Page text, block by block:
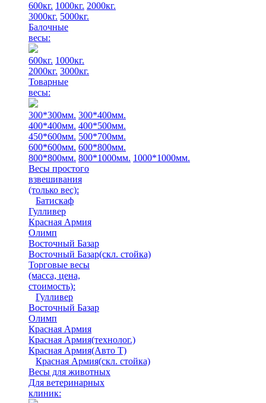
600кг. 1000кг. 2000кг.
3000кг. 5000кг.
Балочные
весы:
600кг. 1000кг.
2000кг. 3000кг.
Товарные
весы:
300*300мм. 300*400мм.
400*400мм. 400*500мм.
450*600мм. 500*700мм.
600*600мм. 600*800мм.
800*800мм. 800*1000мм. 1000*1000мм.
Весы простого
взвешивания
(только вес):
Батискаф
Гулливер
Красная Армия
Олимп
Восточный Базар
Восточный Базар(скл. стойка)
Торговые весы
(масса, цена,
стоимость):
Гулливер
Восточный Базар
Олимп
Красная Армия
Красная Армия(технолог.)
Красная Армия(Авто Т)
Красная Армия(скл. стойка)
Весы для животных
Для ветеринарных
клиник: